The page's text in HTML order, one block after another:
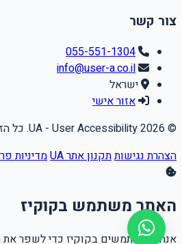
צור קשר
055-551-1304
info@user-a.co.il
ישראל
אזור אישי
© 2026 UA - User Accessibility. כל הזכויות שמורות.
הצהרת נגישותתקנון אתר UA מדיניות
האתר משתמש בקוקיז
אנחנו משתמשים בקוקיז כדי לשפר את